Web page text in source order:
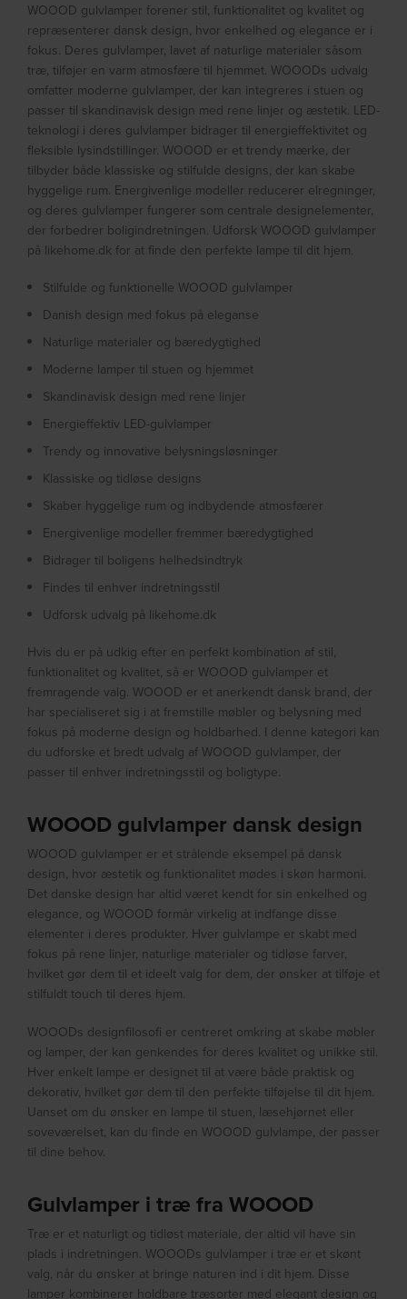
WOOOD gulvlamper forener stil, funktionalitet og kvalitet og
repræsenterer dansk design, hvor enkelhed og elegance er i
fokus. Deres gulvlamper, lavet af naturlige materialer såsom
træ, tilføjer en varm atmosfære til hjemmet. WOOODs udvalg
omfatter moderne gulvlamper, der kan integreres i stuen og
passer til skandinavisk design med rene linjer og æstetik. LED-
teknologi i deres gulvlamper bidrager til energieffektivitet og
fleksible lysindstillinger. WOOOD er et trendy mærke, der
tilbyder både klassiske og stilfulde designs, der kan skabe
hyggelige rum. Energivenlige modeller reducerer elregninger,
og deres gulvlamper fungerer som centrale designelementer,
der forbedrer boligindretningen. Udforsk WOOOD gulvlamper
på likehome.dk for at finde den perfekte lampe til dit hjem.
Stilfulde og funktionelle WOOOD gulvlamper
Danish design med fokus på eleganse
Naturlige materialer og bæredygtighed
Moderne lamper til stuen og hjemmet
Skandinavisk design med rene linjer
Energieffektiv LED-gulvlamper
Trendy og innovative belysningsløsninger
Klassiske og tidløse designs
Skaber hyggelige rum og indbydende atmosfærer
Energivenlige modeller fremmer bæredygtighed
Bidrager til boligens helhedsindtryk
Findes til enhver indretningsstil
Udforsk udvalg på likehome.dk
Hvis du er på udkig efter en perfekt kombination af stil,
funktionalitet og kvalitet, så er WOOOD gulvlamper et
fremragende valg. WOOOD er et anerkendt dansk brand, der
har specialiseret sig i at fremstille møbler og belysning med
fokus på moderne design og holdbarhed. I denne kategori kan
du udforske et bredt udvalg af WOOOD gulvlamper, der
passer til enhver indretningsstil og boligtype.
WOOOD gulvlamper dansk design
WOOOD gulvlamper er et strålende eksempel på dansk
design, hvor æstetik og funktionalitet mødes i skøn harmoni.
Det danske design har altid været kendt for sin enkelhed og
elegance, og WOOOD formår virkelig at indfange disse
elementer i deres produkter. Hver gulvlampe er skabt med
fokus på rene linjer, naturlige materialer og tidløse farver,
hvilket gør dem til et ideelt valg for dem, der ønsker at tilføje et
stilfuldt touch til deres hjem.
WOOODs designfilosofi er centreret omkring at skabe møbler
og lamper, der kan genkendes for deres kvalitet og unikke stil.
Hver enkelt lampe er designet til at være både praktisk og
dekorativ, hvilket gør dem til den perfekte tilføjelse til dit hjem.
Uanset om du ønsker en lampe til stuen, læsehjørnet eller
soveværelset, kan du finde en WOOOD gulvlampe, der passer
til dine behov.
Gulvlamper i træ fra WOOOD
Træ er et naturligt og tidløst materiale, der altid vil have sin
plads i indretningen. WOOODs gulvlamper i træ er et skønt
valg, når du ønsker at bringe naturen ind i dit hjem. Disse
lamper kombinerer holdbare træsorter med elegant design og